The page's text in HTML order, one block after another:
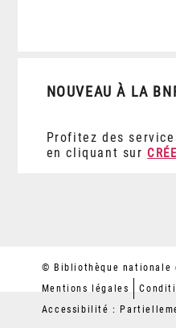
NOUVEAU À LA
Profitez des
en cliquant sur
© Bibliothèque nationale
Mentions légales
Accessibilité :